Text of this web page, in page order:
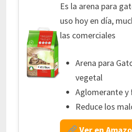
Es la arena para
uso hoy en día,
las comerciales
Arena para
vegetal
Aglomerante y
Reduce los